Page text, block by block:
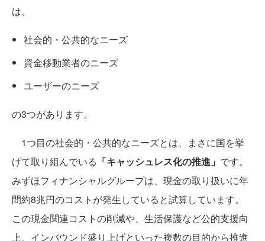
は、
社会的・公共的なニーズ
資金移動業者のニーズ
ユーザーのニーズ
の3つがあります。
1つ目の社会的・公共的なニーズとは、まさに国を挙
げて取り組んでいる 「キャッシュレス化の推進」 です。
みずほフィナンシャルグループは、現金の取り扱いに年
間約8兆円のコストが発生していると試算しています。
この現金関連コストの削減や、生活保護など公的支援向
上、インバウンド盛り上げといった複数の目的から推進